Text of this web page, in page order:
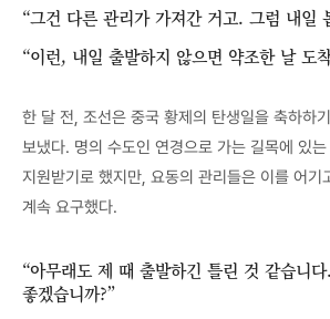
“그건 다른 관리가 가져간 거고. 그럼 내일
“이런, 내일 출발하지 않으면 약조한 날 도
한 달 전, 조선은 중국 황제의 탄생일을 축하하
보냈다. 명의 수도인 연경으로 가는 길목에 있
지원받기로 했지만, 요동의 관리들은 이를 어기
계속 요구했다.
“아무래도 제 때 출발하긴 틀린 것 같습니
좋겠습니까?”